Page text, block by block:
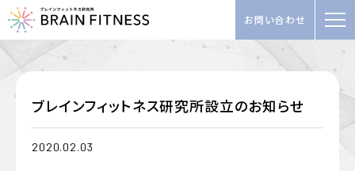
お問い合わせ
ブレインフィットネス研究所設立のお知らせ
2020.02.03